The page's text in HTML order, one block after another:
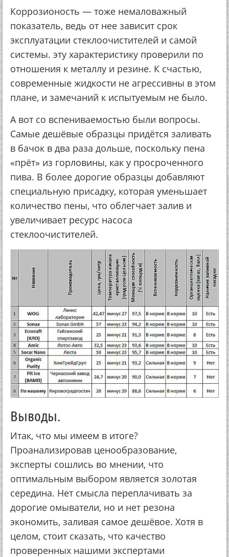
Коррозионость — тоже немаловажный
показатель, ведь от нее зависит срок
эксплуатации стеклоочистителей и самой
системы. эту характеристику проверили по
отношения к металлу и резине. К счастью,
современные жидкости не агрессивны в этом
плане, и замечаний к испытуемым не было.
А вот со вспениваемостью были вопросы.
Самые дешёвые образцы придётся заливать
в бачок в два раза дольше, поскольку пена
«прёт» из горловины, как у просроченного
пива. В более дорогие образцы добавляют
специальную присадку, которая уменьшает
количество пены, что облегчает залив и
увеличивает ресурс насоса
стеклоочистителей.
Выводы.
Итак, что мы имеем в итоге?
Проанализировав ценообразование,
эксперты сошлись во мнении, что
оптимальным выбором является золотая
середина. Нет смысла переплачивать за
дорогие омыватели, но и нет резона
экономить, заливая самое дешёвое. Хотя в
целом, стоит сказать, что качество
проверенных нашими экспертами